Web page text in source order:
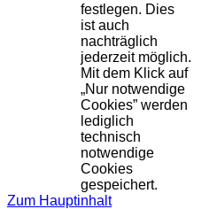
festlegen. Dies
ist auch
nachträglich
jederzeit möglich.
Mit dem Klick auf
„Nur notwendige
Cookies” werden
lediglich
technisch
notwendige
Cookies
gespeichert.
Zum Hauptinhalt